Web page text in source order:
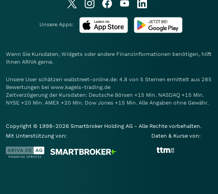
Unsere Apps:
Wenn Sie Kursdaten, Widgets oder andere Finanzinformationen benötigen, hilft
Ihnen ARIVA gerne.
Unsere User schätzen wallstreet-online.de: 4.8 von 5 Sternen ermittelt aus 285
Bewertungen bei www.kagels-trading.de
Zeitverzögerung der Kursdaten: Deutsche Börsen +15 Min. NASDAQ +15 Min.
NYSE +20 Min. AMEX +20 Min. Dow Jones +15 Min. Alle Angaben ohne Gewähr.
Copyright © 1998-2026 Smartbroker Holding AG - Alle Rechte vorbehalten.
Mit Unterstützung von:
Daten & Kurse von: